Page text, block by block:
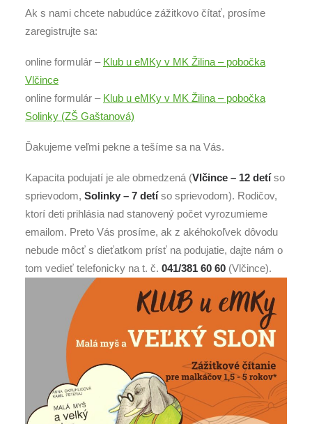
Ak s nami chcete nabudúce zážitkovo čítať, prosíme
zaregistrujte sa:
online formulár – Klub u eMKy v MK Žilina – pobočka
Vlčince
online formulár – Klub u eMKy v MK Žilina – pobočka
Solinky (ZŠ Gaštanová)
Ďakujeme veľmi pekne a tešíme sa na Vás.
Kapacita podujatí je ale obmedzená (Vlčince – 12 detíso
sprievodom, Solinky – 7 detíso sprievodom). Rodičov,
ktorí deti prihlásia nad stanovený počet vyrozumieme
emailom. Preto Vás prosíme, ak z akéhokoľvek dôvodu
nebude môcť s dieťatkom prísť na podujatie, dajte nám o
tom vedieť telefonicky na t. č. 041/381 60 60 (Vlčince).